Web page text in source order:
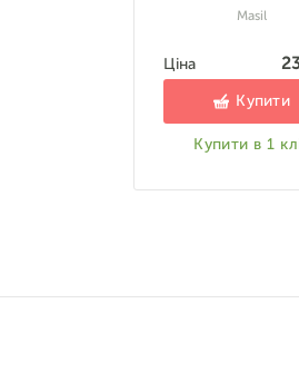
Masil
Ціна
Купити
Купити в 1